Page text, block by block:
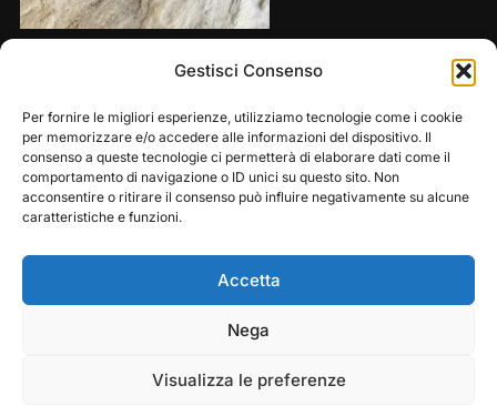
Gestisci Consenso
Per fornire le migliori esperienze, utilizziamo tecnologie come i cookie
per memorizzare e/o accedere alle informazioni del dispositivo. Il
consenso a queste tecnologie ci permetterà di elaborare dati come il
comportamento di navigazione o ID unici su questo sito. Non
acconsentire o ritirare il consenso può influire negativamente su alcune
caratteristiche e funzioni.
Accetta
Nega
Visualizza le preferenze
Copyright © 2026 — Frasassi Climbing Festival. All
Rights Reserved